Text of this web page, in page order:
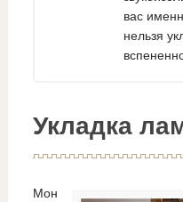
вас
нельзя
Укладка
Мон